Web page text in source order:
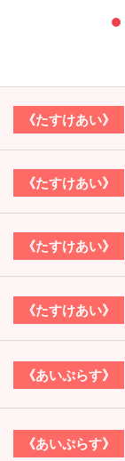
《たすけあい》
《たすけあい》
《たすけあい》
《たすけあい》
《あいぷらす》
《あいぷらす》